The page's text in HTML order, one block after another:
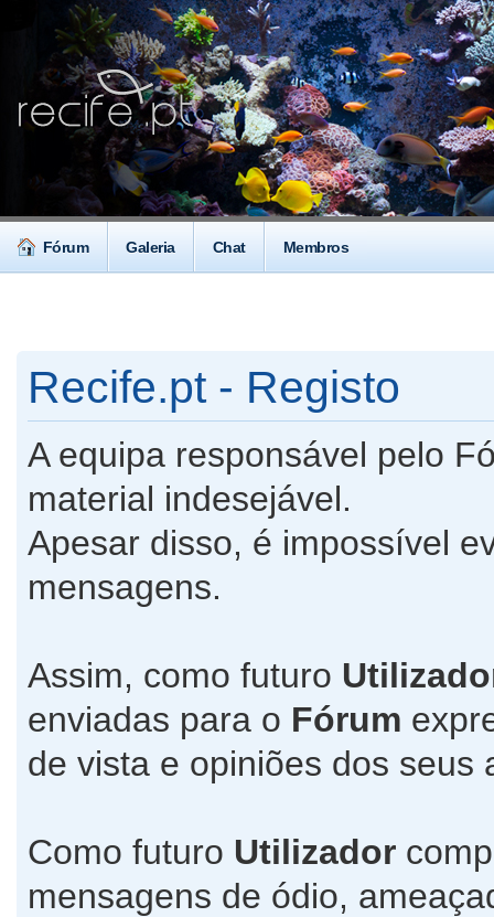
Fórum Galeria Chat Membros
Recife.pt - Registo
A equipa responsável pelo
material indesejável.
Apesar disso, é impossível
mensagens.
Assim, como futuro
enviadas para o Fórum
de vista e opiniões dos seus
Como futuro Utilizador
mensagens de ódio,